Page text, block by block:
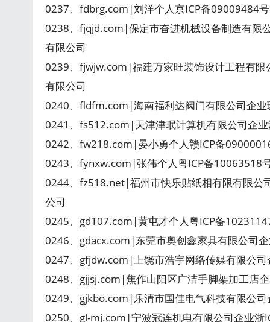
0237、fdbrg.com|刘洋个人京ICP备09009484
0238、fjqjd.com|保定市奋进机械设备制造有限
有限公司
0239、fjwjw.com|福建万家旺装饰设计工程有限
有限公司
0240、fldfm.com|海南福利达阀门有限公司企
0241、fs512.com|天津津珉计算机有限公司企
0242、fw218.com|晏小勇个人赣ICP备
0243、fynxw.com|张伟个人粤ICP备10063518
0244、fz518.net|福州市快乐贴纸相有限有限公
公司
0245、gd107.com|黄屯才个人粤ICP备
0246、gdacx.com|东莞市奥创鑫家具有限公司
0247、gfjdw.com|上饶市浩宇网络传媒有限公
0248、gjjsj.com|焦作山阳区广洁手脚架加工店
0249、gjkbo.com|乐清市国佳电气科技有限公
0250、gl-mj.com|宁波冠连机电有限公司企业浙